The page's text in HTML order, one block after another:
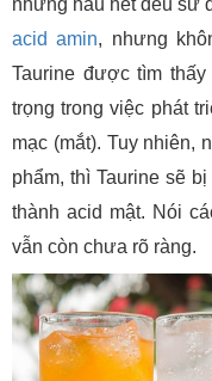
nhưng hầu hết đều sử
acid amin, nhưng
Taurine được tìm
trọng trong việc phát
mạc (mắt). Tuy nhiên,
phẩm, thì Taurine sẽ
thành acid mật. Nói
vẫn còn chưa rõ ràng.